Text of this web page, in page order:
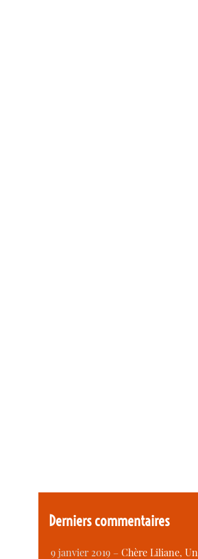
Derniers commentaires
9 janvier 2019 –Chère Liliane, Un